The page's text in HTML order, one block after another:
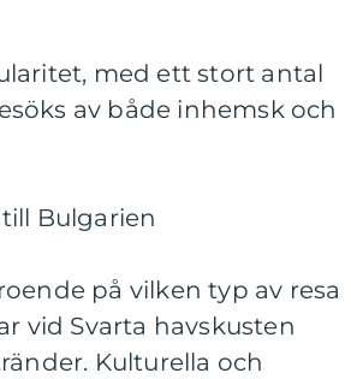
med ett stort antal
av både inhemsk och
Bulgarien
på vilken typ av resa
vid Svarta havskusten
Kulturella och